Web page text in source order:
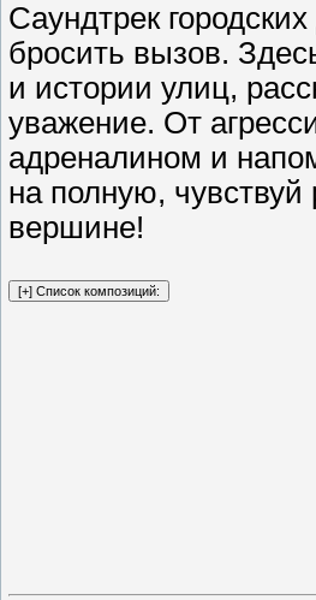
Саундтрек
бросить вызов.
и истории улиц,
уважение. От
адреналином и
на полную,
вершине!